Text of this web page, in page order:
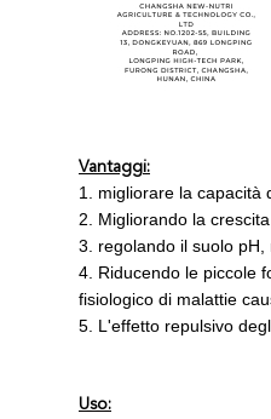
Vantaggi:
1.
migliorare la capacità
2. Migliorando la
3.
regolando il suolo
4. Riducendo le piccole
fisiologico di malattie
5. L'effetto repulsivo
Uso: